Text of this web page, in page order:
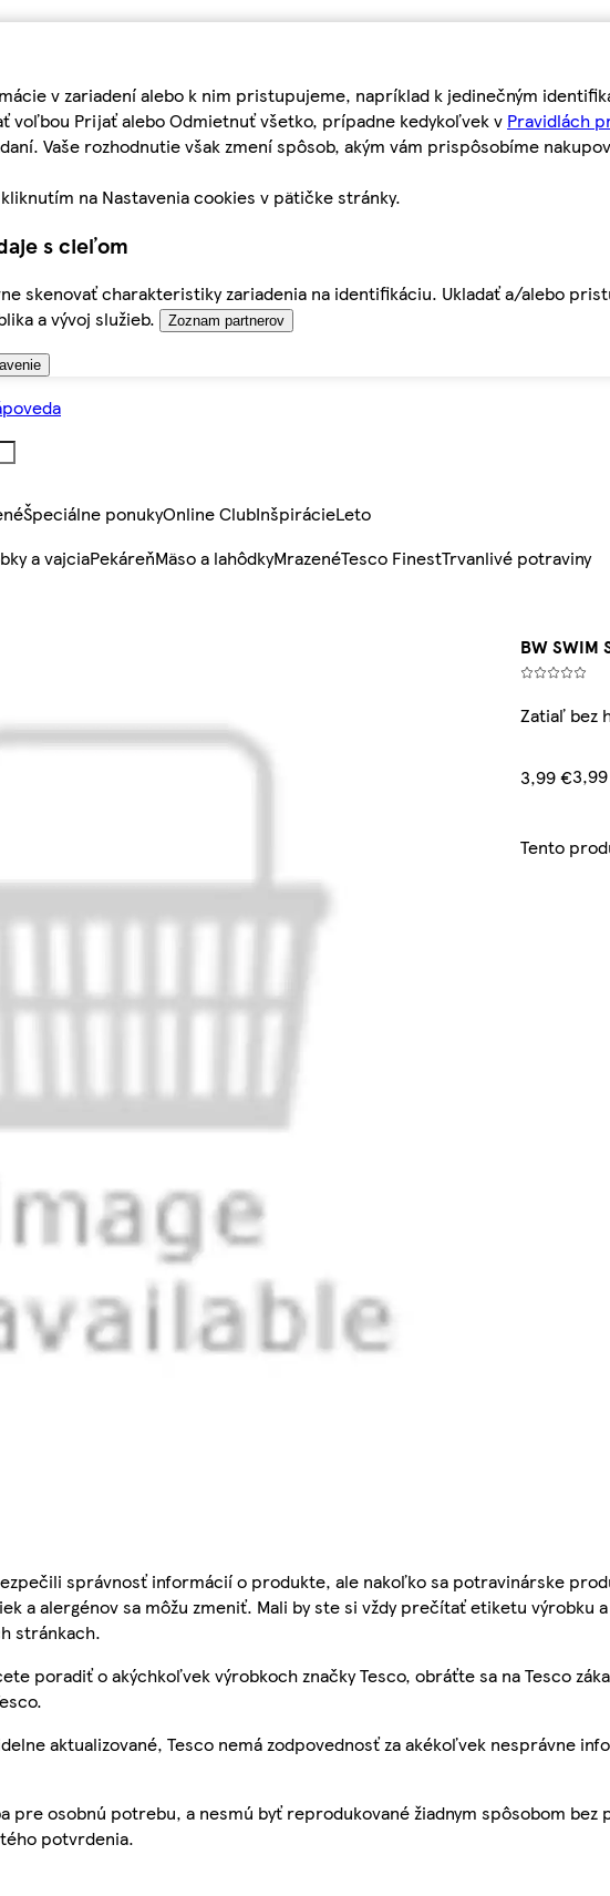
v zariadení alebo k nim pristupujeme, napríklad k jedinečným
voľbou Prijať alebo Odmietnuť všetko, prípadne kedykoľvek v Pravidlách
Vaše rozhodnutie však zmení spôsob, akým vám prispôsobíme
na Nastavenia cookies v pätičke stránky.
s cieľom
skenovať charakteristiky zariadenia na identifikáciu. Ukladať a/alebo
a vývoj služieb.
Zoznam partnerov
Špeciálne ponukyOnline ClubInšpirácieLeto
a vajciaPekáreňMäso a lahôdkyMrazenéTesco FinestTrvanlivé potraviny
BW SWIM
Zatiaľ bez
3,99 €
Tento
správnosť informácií o produkte, ale nakoľko sa potravinárske
a alergénov sa môžu zmeniť. Mali by ste si vždy prečítať etiketu výrobku
stránkach.
poradiť o akýchkoľvek výrobkoch značky Tesco, obráťte sa na Tesco
aktualizované, Tesco nemá zodpovednosť za akékoľvek nesprávne
pre osobnú potrebu, a nesmú byť reprodukované žiadnym spôsobom bez
potvrdenia.